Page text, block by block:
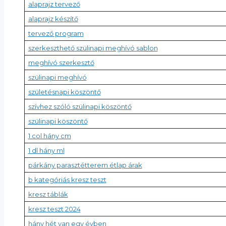
alaprajz tervező
alaprajz készítő
tervező program
szerkeszthető szülinapi meghívó sablon
meghívó szerkesztő
szülinapi meghívó
születésnapi köszöntő
szívhez szóló szülinapi köszöntő
szülinapi köszöntő
1 col hány cm
1 dl hány ml
párkány parasztétterem étlap árak
b kategóriás kresz teszt
kresz táblák
kresz teszt 2024
hány hét van egy évben